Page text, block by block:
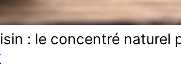
: le concentré naturel